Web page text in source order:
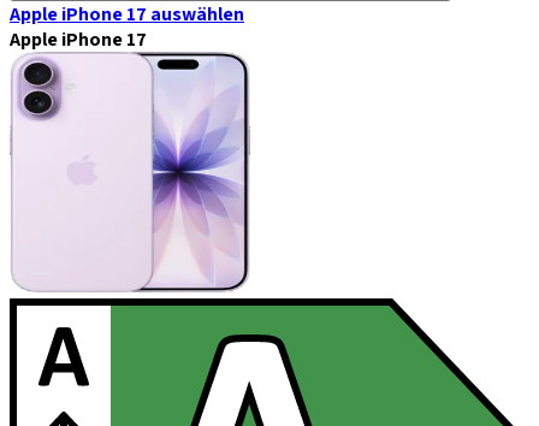
Apple iPhone 17 auswählen
Apple iPhone 17